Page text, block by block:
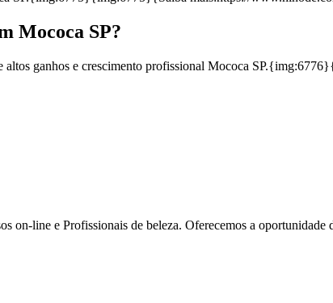
Mococa SP?
altos ganhos e crescimento profissional Mococa
on-line e Profissionais de beleza. Oferecemos a